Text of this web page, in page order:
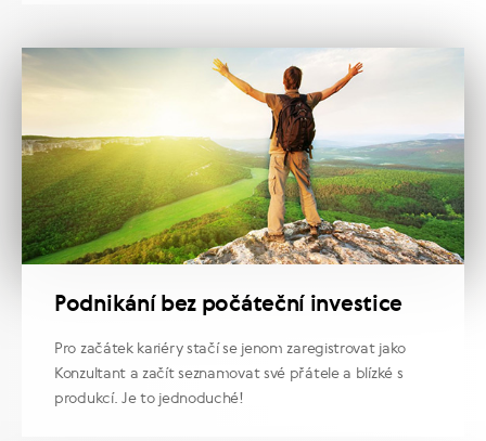
Podnikání bez počáteční investice
Pro začátek kariéry stačí se jenom zaregistrovat jako
Konzultant a začít seznamovat své přátele a blízké s
produkcí. Je to jednoduché!